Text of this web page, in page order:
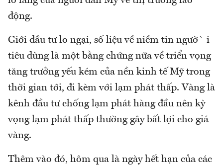
động.
Giới đầu tư lo ngại, số liệu về niềm tin ngườ`i
tiêu dùng là một bằng chứng nữa về triển vọng
tăng trưởng yếu kém của nền kinh tế Mỹ trong
thời gian tới, đi kèm với lạm phát thấp. Vàng là
kênh đầu tư chống lạm phát hàng đầu nên kỳ
vọng lạm phát thấp thường gây bất lợi cho giá
vàng.
Thêm vào đó, hôm qua là ngày hết hạn của các